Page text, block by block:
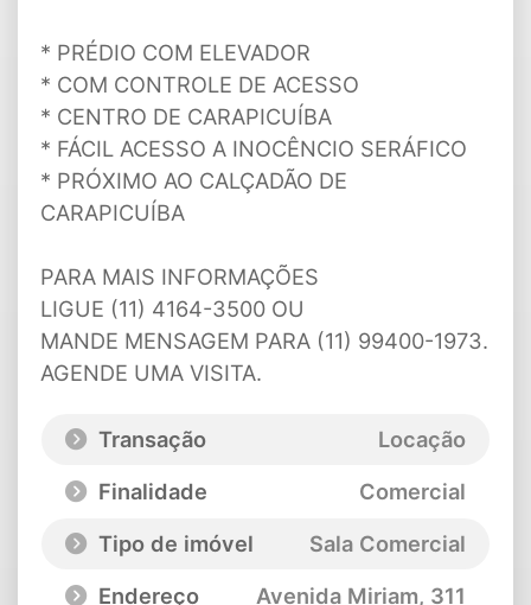
* PRÉDIO COM ELEVADOR
* COM CONTROLE DE ACESSO
* CENTRO DE CARAPICUÍBA
* FÁCIL ACESSO A INOCÊNCIO SERÁFICO
* PRÓXIMO AO CALÇADÃO DE
CARAPICUÍBA
PARA MAIS INFORMAÇÕES
LIGUE (11) 4164-3500 OU
MANDE MENSAGEM PARA (11) 99400-1973.
AGENDE UMA VISITA.
Transação
Locação
Finalidade
Comercial
Tipo de imóvel
Sala Comercial
Endereço
Avenida Miriam, 311